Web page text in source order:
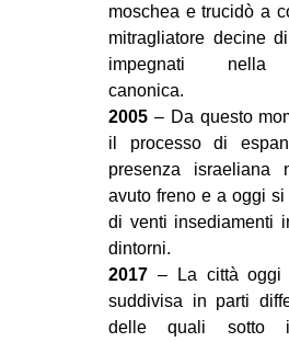
moschea e trucidò a
mitragliatore decine
impegnati nella
canonica.
2005 – Da questo
il processo di
presenza israeliana
avuto freno e a oggi si
di venti insediamenti
dintorni.
2017 – La città oggi
suddivisa in parti
delle quali sotto